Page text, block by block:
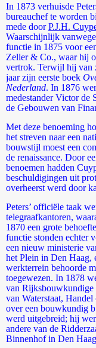
In 1873 verhuisde
bureauchef te worden
mede doorP.J.H.
Waarschijnlijk
functie in 1875 voor
Zeller & Co., waar hij
vertrok. Terwijl hij van
jaar zijn eerste boek
Nederland. In 1876
medestander Victor de
de Gebouwen van
Met deze benoeming
het streven naar een
bouwstijl moest een
de renaissance. Door
benoemen hadden
beschuldigingen uit
overheerst werd door
Peters’ officiële taak
telegraafkantoren,
1870 een grote
functie stonden echter
een nieuw ministerie
het Plein in Den Haag,
werkterrein behoorde
toegewezen. In 1878
van Rijksbouwkundige
van Waterstaat,
over een bouwkundig
werd uitgebreid; hij
andere van de
Binnenhof in Den